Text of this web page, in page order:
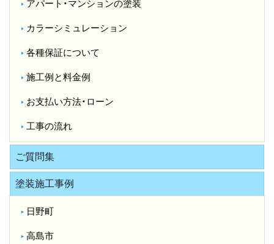
アパート・マンションの塗装
カラーシミュレーション
各種保証について
施工例と料金例
お支払い方法・ローン
工事の流れ
ご質問集
塗装施工事例
日野町
高島市